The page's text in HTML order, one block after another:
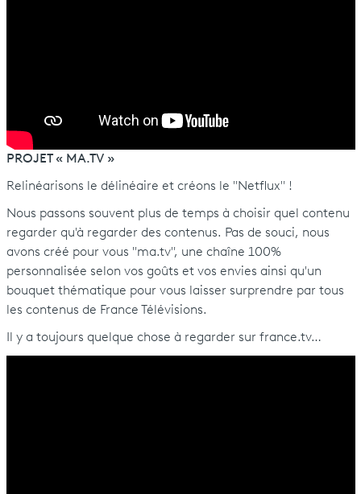
PROJET « MA.TV »
Relinéarisons le délinéaire et créons le "Netflux" !
Nous passons souvent plus de temps à choisir quel contenu
regarder qu'à regarder des contenus. Pas de souci, nous
avons créé pour vous "ma.tv", une chaîne 100%
personnalisée selon vos goûts et vos envies ainsi qu'un
bouquet thématique pour vous laisser surprendre par tous
les contenus de France Télévisions.
Il y a toujours quelque chose à regarder sur france.tv…